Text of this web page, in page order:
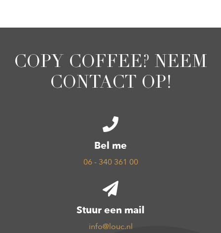
COPY COFFEE? NEEM
CONTACT OP!
Bel me
06 - 340 361 00
Stuur een mail
info@louc.nl